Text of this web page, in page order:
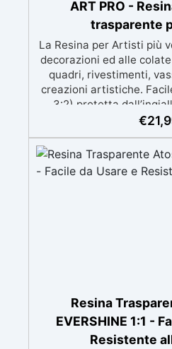
ART PRO -
trasparente
La Resina per Artisti più
decorazioni ed alle
quadri, rivestimenti,
creazioni artistiche.
3:2) protetta
speciali filtri UV Formula
in 12-24h garantendo
€
Resina
EVERSHINE 1:1 -
Resistente